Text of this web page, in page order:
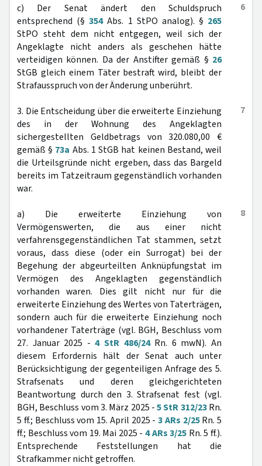
6
c) Der Senat ändert den Schuldspruch
entsprechend (§354Abs. 1 StPO analog). § 265
StPO steht dem nicht entgegen, weil sich der
Angeklagte nicht anders als geschehen hätte
verteidigen können. Da der Anstifter gemäß § 26
StGB gleich einem Täter bestraft wird, bleibt der
Strafausspruch von der Änderung unberührt.
7
3. Die Entscheidung über die erweiterte Einziehung
des in der Wohnung des Angeklagten
sichergestellten Geldbetrags von 320.080,00 €
gemäß § 73a Abs. 1 StGB hat keinen Bestand, weil
die Urteilsgründe nicht ergeben, dass das Bargeld
bereits im Tatzeitraum gegenständlich vorhanden
war.
8
a) Die erweiterte Einziehung von
Vermögenswerten, die aus einer nicht
verfahrensgegenständlichen Tat stammen, setzt
voraus, dass diese (oder ein Surrogat) bei der
Begehung der abgeurteilten Anknüpfungstat im
Vermögen des Angeklagten gegenständlich
vorhanden waren. Dies gilt nicht nur für die
erweiterte Einziehung des Wertes von Taterträgen,
sondern auch für die erweiterte Einziehung noch
vorhandener Taterträge (vgl. BGH, Beschluss vom
27. Januar 2025 -4 StR 486/24Rn. 6 mwN). An
diesem Erfordernis hält der Senat auch unter
Berücksichtigung der gegenteiligen Anfrage des 5.
Strafsenats und deren gleichgerichteten
Beantwortung durch den 3. Strafsenat fest (vgl.
BGH, Beschluss vom 3. März 2025 -5 StR 312/23Rn.
5 ff.; Beschluss vom 15. April 2025 - 3 ARs 2/25Rn. 5
ff.; Beschluss vom 19. Mai 2025 -4 ARs 3/25 Rn. 5 ff.).
Entsprechende Feststellungen hat die
Strafkammer nicht getroffen.